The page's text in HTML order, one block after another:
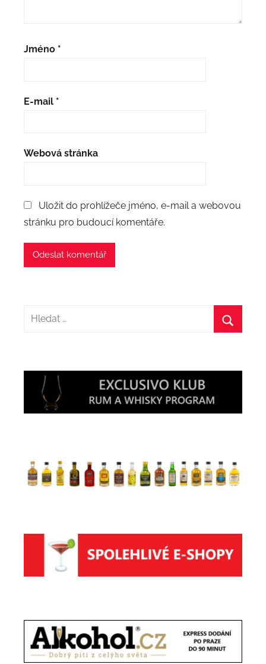
Jméno *
E-mail *
Webová stránka
Uložit do prohlížeče jméno, e-mail a webovou
stránku pro budoucí komentáře.
Hledat: